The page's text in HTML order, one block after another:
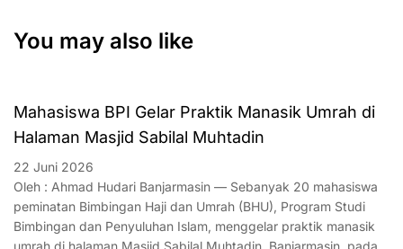
dan Mahasiswa BPI
You may also like
Mahasiswa BPI Gelar Praktik Manasik Umrah di
Halaman Masjid Sabilal Muhtadin
22 Juni 2026
Oleh : Ahmad Hudari Banjarmasin — Sebanyak 20 mahasiswa
peminatan Bimbingan Haji dan Umrah (BHU), Program Studi
Bimbingan dan Penyuluhan Islam, menggelar praktik manasik